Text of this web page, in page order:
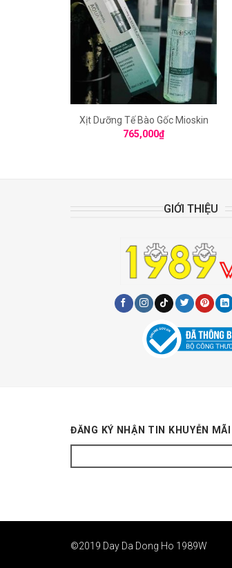
Xịt Dưỡng Tế Bào Gốc Mioskin
765,000₫
GIỚI THIỆU
ĐĂNG KÝ NHẬN TIN KHUYỄN MÃI
©2019 Day Da Dong Ho 1989W